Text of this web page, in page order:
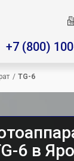
+7 (800)
/ TG-6
6 в